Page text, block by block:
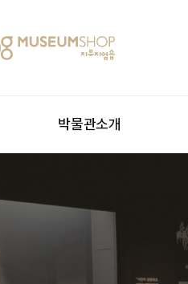
박물관소개